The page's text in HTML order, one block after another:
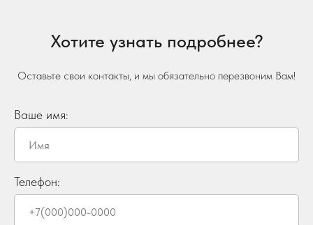
Хотите узнать подробнее?
Оставьте свои контакты, и мы обязательно перезвоним Вам!
Ваше имя:
Телефон: